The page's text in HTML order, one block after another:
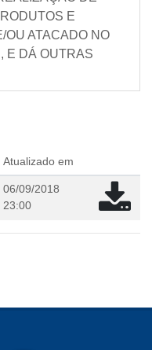
E
OU ATACADO NO
E DÁ OUTRAS
Atualizado em
06/09/2018
23:00